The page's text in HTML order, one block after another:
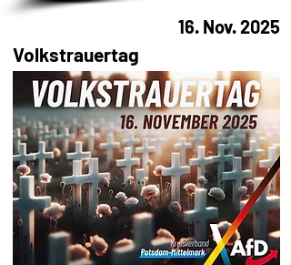
16. Nov. 2025
Volkstrauertag